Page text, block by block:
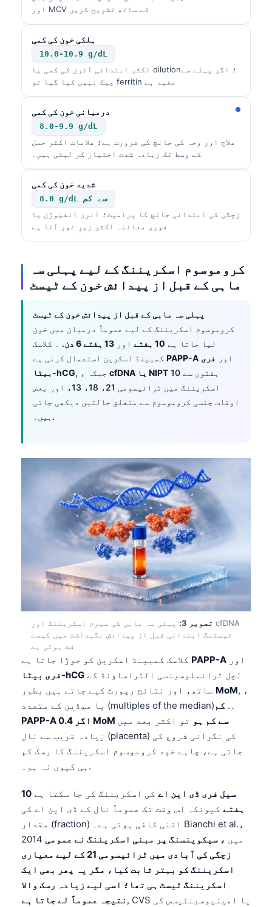
اور MCV کے ساتھ تشریح کریں
ہلکی خون کی کمی
10.0-10.9 g/dL
اکثر ابتدائی آئرن کی کمی یا dilution؛ اگر پہلے سے
چیک نہیں کیا گیا تو ferritin مفید ہے
درمیانی خون کی کمی
8.0-9.9 g/dL
علاج اور وجہ کی جانچ کی ضرورت ہے؛ علامات اکثر حمل
کے وسط تک زیادہ شدت اختیار کر لیتی ہیں۔
شدید خون کی کمی
8.0 g/dL سے کم
زچگی کی ابتدائی جانچ کا پرامپٹ؛ آئرن انفیوژن یا
فوری معائنہ اکثر زیرِ غور آتا ہے
کروموسوم اسکریننگ کے لیے پہلی سہ
ماہی کے قبل از پیدائش خون کے ٹیسٹ
پہلی سہ ماہی کے قبل از پیدائش خون کے ٹیسٹ
کروموسوم اسکریننگ کے لیے عموماً درمیان میں خون
لیا جاتا ہے 10 ہفتے اور 13 ہفتے 6 دن
. ۔ کلاسک
PAPP-A اور
فری
بیٹا-hCG
cfDNA یا NIPT 10 ہفتوں سے
اسکریننگ میں ٹرائیسومی 21، 18، 13، اور بعض
اوقات جنسی کروموسوم سے متعلق حالتیں دیکھی جاتی
ہیں۔.
تصویر 3:
پہلی سہ ماہی کی سیرم اسکریننگ اور cfDNA
ٹیسٹنگ ابتدائی قبل از پیدائش نگہداشت میں کیسے
فِٹ ہوتی ہے
PAPP-A اور
فری بیٹا-hCG
MoM, ،
یا میڈین کے متعدد (multiples of the median)۔. کم
PAPP-A اگر 0.4 MoM سے کم ہو تو اکثر بعد میں
زیادہ قریب سے نال (placenta) کی نگرانی شروع کی
جاتی ہے، چاہے خود کروموسوم اسکریننگ کا رسک کم
ہی کیوں نہ ہو۔.
سیل فری ڈی این اے کی اسکریننگ کی جا سکتا ہے 10
ہفتے کیونکہ اس وقت تک عموماً نال کے ڈی این اے کی
مقدار (fraction) اتنی کافی ہوتی ہے۔ Bianchi et al.،
2014 میں ، سیکوینسنگ پر مبنی اسکریننگ نے عمومی
زچگی کی آبادی میں ٹرائیسومی 21 کے لیے معیاری
اسکریننگ کو بہتر ثابت کیا، مگر یہ پھر بھی ایک
اسکریننگ ٹیسٹ ہی تھا؛ اسی لیے زیادہ رسک والا
نتیجہ عموماً لے جاتا ہے , CVS یا امینیوسینٹیسس کی